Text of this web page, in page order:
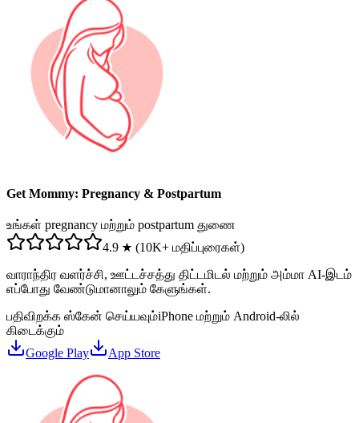
Get Mommy: Pregnancy & Postpartum
உங்கள் pregnancy மற்றும் postpartum துணை
4.9 ★ (10K+ மதிப்புரைகள்)
வாராந்திர வளர்ச்சி, ஊட்டச்சத்து திட்டமிடல் மற்றும் அம்மா AI-இடம்
எப்போது வேண்டுமானாலும் கேளுங்கள்.
பதிவிறக்க ஸ்கேன் செய்யவும்iPhone மற்றும் Android-லில்
கிடைக்கும்
Google Play
App Store